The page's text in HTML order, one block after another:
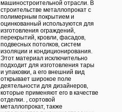
машиностроительной отрасли. В
строительстве металлопрокат с
полимерным покрытием и
оцинкованный используются для
изготовления ограждений,
перекрытий, кровли, фасадов,
подвесных потолков, систем
изоляции и кондиционирования.
Этот материал исключительно
подходит для изготовления тары
и упаковки, а его внешний вид
открывает широкое поле
деятельности для дизайнеров,
которые применяют его в качестве
отделки. , сортовой
металлопрокат, также